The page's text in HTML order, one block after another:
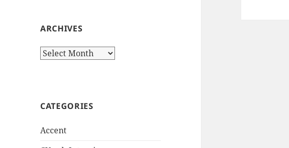
ARCHIVES
Archives
CATEGORIES
Accent